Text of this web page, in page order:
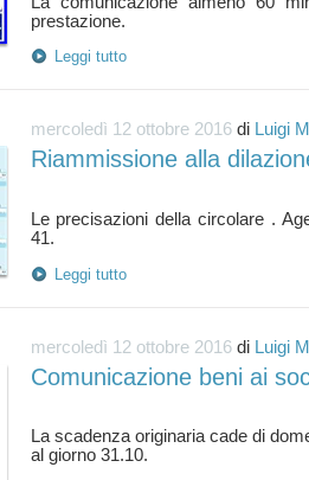
Leggi tutto
mercoledì 12 ottobre 2016di Luigi
Riammissione alla
Le precisazioni della circolare .
Leggi tutto
mercoledì 12 ottobre 2016di Luigi
Comunicazione beni ai
La scadenza originaria cade di